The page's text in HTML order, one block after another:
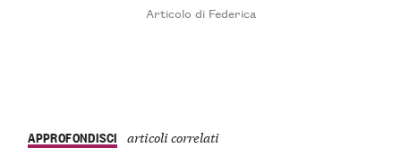
Articolo di Federica
APPROFONDISCI articoli correlati